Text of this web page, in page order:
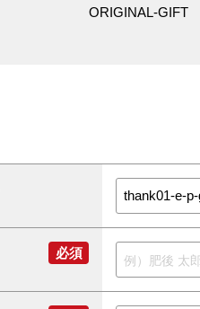
ORIGINAL-GIFT
必須